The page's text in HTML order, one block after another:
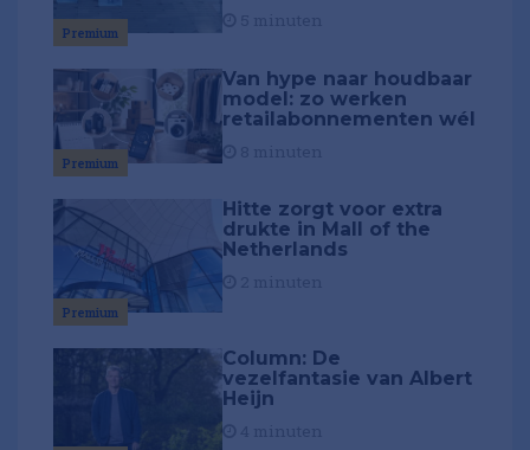
Premium
Premium
Van hype naar houdbaar
model: zo werken
retailabonnementen wél
Premium
Hitte zorgt voor extra
drukte in Mall of the
Netherlands
Column: De
vezelfantasie van Albert
Heijn